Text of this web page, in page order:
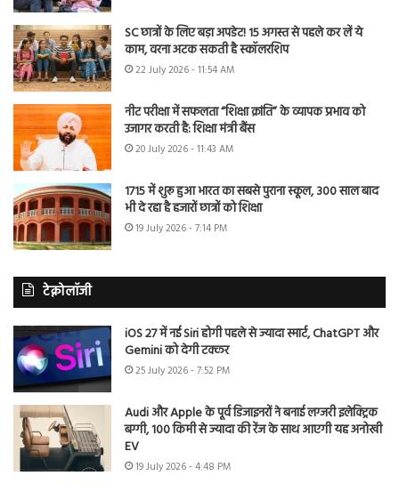
SC छात्रों के लिए बड़ा अपडेट! 15 अगस्त से पहले कर लें ये
काम, वरना अटक सकती है स्कॉलरशिप
22 July 2026 - 11:54 AM
नीट परीक्षा में सफलता “शिक्षा क्रांति” के व्यापक प्रभाव को
उजागर करती है: शिक्षा मंत्री बैंस
20 July 2026 - 11:43 AM
1715 में शुरू हुआ भारत का सबसे पुराना स्कूल, 300 साल बाद
भी दे रहा है हजारों छात्रों को शिक्षा
19 July 2026 - 7:14 PM
टेक्नोलॉजी
iOS 27 में नई Siri होगी पहले से ज्यादा स्मार्ट, ChatGPT और
Gemini को देगी टक्कर
25 July 2026 - 7:52 PM
Audi और Apple के पूर्व डिजाइनरों ने बनाई लग्जरी इलेक्ट्रिक
बग्गी, 100 किमी से ज्यादा की रेंज के साथ आएगी यह अनोखी
EV
19 July 2026 - 4:48 PM